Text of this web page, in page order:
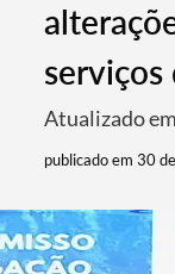
serviços
Atualizado
publicado em 30